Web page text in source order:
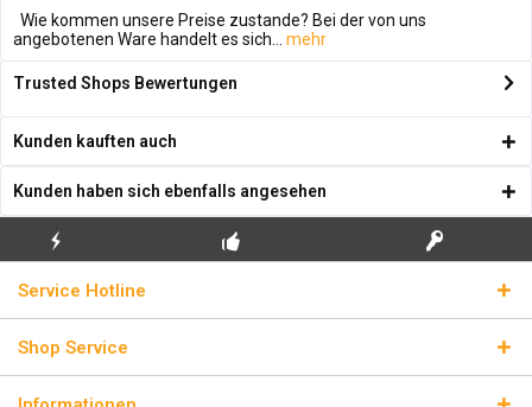
Wie kommen unsere Preise zustande? Bei der von uns
angebotenen Ware handelt es sich...
mehr
Trusted Shops Bewertungen
Kunden kauften auch
Kunden haben sich ebenfalls angesehen
BLITZVERSAND
LIZENZSCHLÜSSEL
Service Hotline
Shop Service